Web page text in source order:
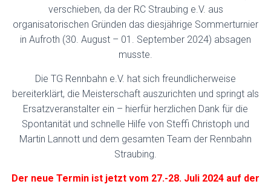
verschieben, da der RC Straubing e.V. aus
organisatorischen Gründen das diesjährige Sommerturnier
in Aufroth (30. August – 01. September 2024) absagen
musste.
Die TG Rennbahn e.V. hat sich freundlicherweise
bereiterklärt, die Meisterschaft auszurichten und springt als
Ersatzveranstalter ein – hierfür herzlichen Dank für die
Spontanität und schnelle Hilfe von Steffi Christoph und
Martin Lannott und dem gesamten Team der Rennbahn
Straubing.
Der neue Termin ist jetzt vom 27.-28. Juli 2024 auf der